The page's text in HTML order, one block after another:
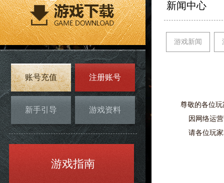
账号充值 注册账号
新手引导 游戏资料
游戏指南
新闻中心
游戏新闻
尊敬的各位玩
因网络运营
请各位玩家